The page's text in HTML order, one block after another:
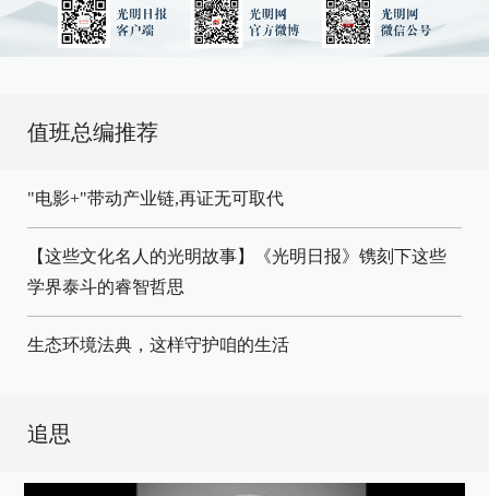
值班总编推荐
"电影+"带动产业链,再证无可取代
【这些文化名人的光明故事】《光明日报》镌刻下这些
学界泰斗的睿智哲思
生态环境法典，这样守护咱的生活
追思